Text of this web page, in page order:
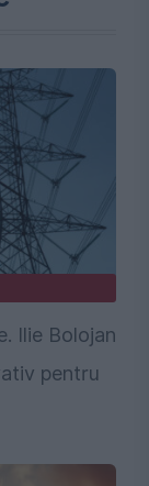
Ilie Bolojan
pentru